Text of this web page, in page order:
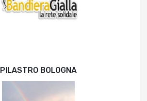
PILASTRO BOLOGNA